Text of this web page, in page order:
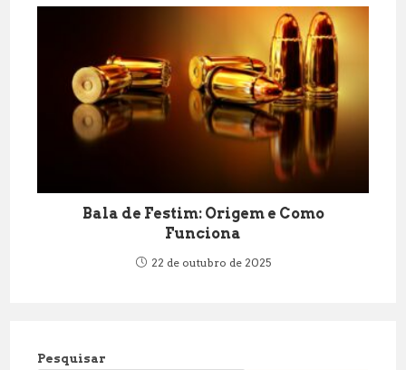
Bala de Festim: Origem e Como
Funciona
22 de outubro de 2025
Pesquisar